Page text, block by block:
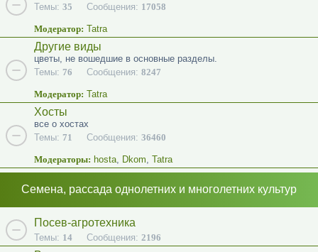
Темы: 35 Сообщения: 17058
Модератор: Tatra
Другие виды
цветы, не вошедшие в основные разделы.
Темы: 76 Сообщения: 8247
Модератор: Tatra
Хосты
все о хостах
Темы: 71 Сообщения: 36460
Модераторы: hosta, Dkom, Tatra
Семена, рассада однолетних и многолетних культур
Посев-агротехника
Темы: 14 Сообщения: 2196